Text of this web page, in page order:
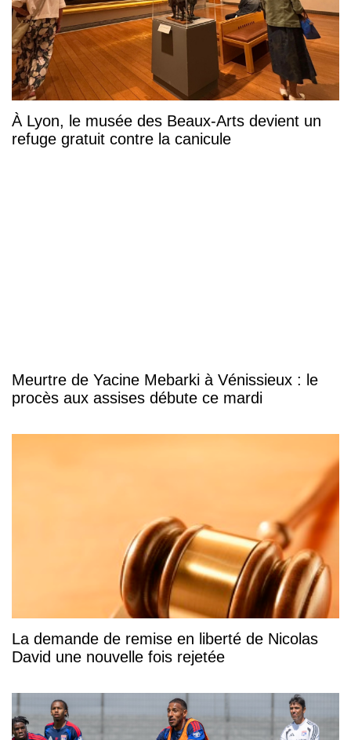
À Lyon, le musée des Beaux-Arts devient un
refuge gratuit contre la canicule
Meurtre de Yacine Mebarki à Vénissieux : le
procès aux assises débute ce mardi
La demande de remise en liberté de Nicolas
David une nouvelle fois rejetée